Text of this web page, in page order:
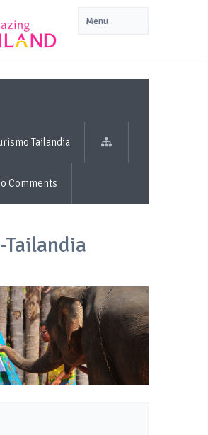
Tailandia
Comments